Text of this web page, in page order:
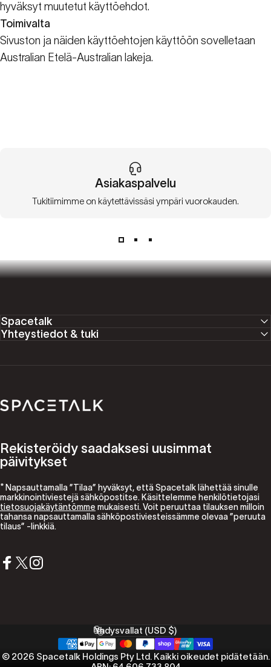
hyväksyt muutetut käyttöehdot.
Toimivalta
Sivuston ja näiden käyttöehtojen käyttöön sovelletaan
Australian Etelä-Australian lakeja.
Asiakaspalvelu
Tukitiimimme on käytettävissäsi ympäri vuorokauden.
Spacetalk
Yhteystiedot & tuki
Spacetalk
Rekisteröidy saadaksesi uusimmat
päivitykset
* Napsauttamalla ”Tilaa” hyväksyt, että Spacetalk lähettää sinulle
markkinointiviestejä sähköpostitse. Käsittelemme henkilötietojasi
tietosuojakäytäntömme mukaisesti. Voit peruuttaa tilauksen milloin
tahansa napsauttamalla sähköpostiviesteissämme olevaa ”peruuta
tilaus” -linkkiä.
© 2026 Spacetalk Holdings Pty Ltd. Kaikki oikeudet pidätetään.
Maa/alue
Yhdysvallat (USD $)